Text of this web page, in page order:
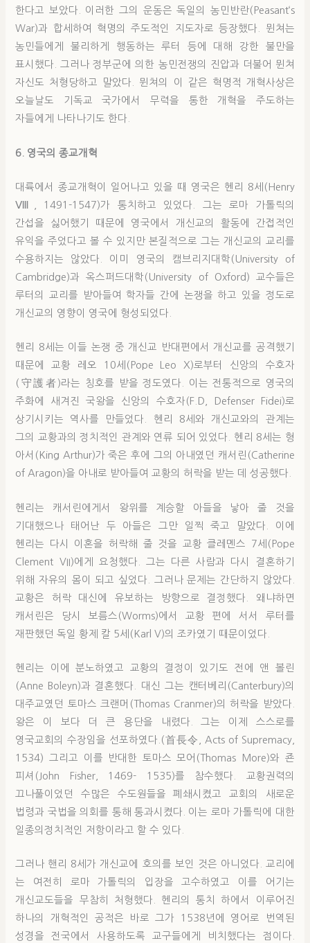
한다고 보았다. 이러한 그의 운동은 독일의 농민반란(Peasant‘s
War)과 합세하여 혁명의 주도적인 지도자로 등장했다. 뮌쳐는
농민들에게 불리하게 행동하는 루터 등에 대해 강한 불만을
표시했다. 그러나 정부군에 의한 농민전쟁의 진압과 더불어 뮌쳐
자신도 처형당하고 말았다. 뮌쳐의 이 같은 혁명적 개혁사상은
오늘날도 기독교 국가에서 무력을 통한 개혁을 주도하는
자들에게 나타나기도 한다.
6. 영국의 종교개혁
대륙에서 종교개혁이 일어나고 있을 때 영국은 헨리 8세(Henry
Ⅷ, 1491-1547)가 통치하고 있었다. 그는 로마 가톨릭의
간섭을 싫어했기 때문에 영국에서 개신교의 활동에 간접적인
유익을 주었다고 볼 수 있지만 본질적으로 그는 개신교의 교리를
수용하지는 않았다. 이미 영국의 캠브리지대학(University of
Cambridge)과 옥스퍼드대학(University of Oxford) 교수들은
루터의 교리를 받아들여 학자들 간에 논쟁을 하고 있을 정도로
개신교의 영향이 영국에 형성되었다.
헨리 8세는 이들 논쟁 중 개신교 반대편에서 개신교를 공격했기
때문에 교황 레오 10세(Pope Leo X)로부터 신앙의 수호자
(守護者)라는 칭호를 받을 정도였다. 이는 전통적으로 영국의
주화에 새겨진 국왕을 신앙의 수호자(F.D, Defenser Fidei)로
상기시키는 역사를 만들었다. 헨리 8세와 개신교와의 관계는
그의 교황과의 정치적인 관계와 연류 되어 있었다. 헨리 8세는 형
아서(King Arthur)가 죽은 후에 그의 아내였던 캐서린(Catherine
of Aragon)을 아내로 받아들여 교황의 허락을 받는 데 성공했다.
헨리는 캐서린에게서 왕위를 계승할 아들을 낳아 줄 것을
기대했으나 태어난 두 아들은 그만 일찍 죽고 말았다. 이에
헨리는 다시 이혼을 허락해 줄 것을 교황 클레멘스 7세(Pope
Clement VII)에게 요청했다. 그는 다른 사람과 다시 결혼하기
위해 자유의 몸이 되고 싶었다. 그러나 문제는 간단하지 않았다.
교황은 허락 대신에 유보하는 방향으로 결정했다. 왜냐하면
캐서린은 당시 보름스(Worms)에서 교황 편에 서서 루터를
재판했던 독일 황제 칼 5세(Karl V)의 조카였기 때문이었다.
헨리는 이에 분노하였고 교황의 결정이 있기도 전에 앤 볼린
(Anne Boleyn)과 결혼했다. 대신 그는 캔터베리(Canterbury)의
대주교였던 토마스 크랜머(Thomas Cranmer)의 허락을 받았다.
왕은 이 보다 더 큰 용단을 내렸다. 그는 이제 스스로를
영국교회의 수장임을 선포하였다.(首長令, Acts of Supremacy,
1534) 그리고 이를 반대한 토마스 모어(Thomas More)와 죤
피셔(John Fisher, 1469- 1535)를 참수했다. 교황권력의
끄나풀이었던 수많은 수도원들을 폐쇄시켰고 교회의 새로운
법령과 국법을 의회를 통해 통과시켰다. 이는 로마 가톨릭에 대한
일종의정치적인 저항이라고 할 수 있다.
그러나 핸리 8세가 개신교에 호의를 보인 것은 아니었다. 교리에
는 여전히 로마 가톨릭의 입장을 고수하였고 이를 어기는
개신교도들을 무참히 처형했다. 헨리의 통치 하에서 이루어진
하나의 개혁적인 공적은 바로 그가 1538년에 영어로 번역된
성경을 전국에서 사용하도록 교구들에게 비치했다는 점이다.